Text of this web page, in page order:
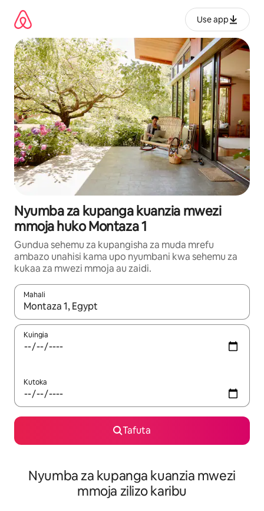
kwenda
kwenye
maudhui
Use app
Nyumba za kupanga kuanzia mwezi
mmoja huko Montaza 1
Gundua sehemu za kupangisha za muda mrefu
ambazo unahisi kama upo nyumbani kwa sehemu za
kukaa za mwezi mmoja au zaidi.
Mahali
Wakati matokeo yanapatikana, vinjari kwa kutumia vitufe vya
Kuingia
Kutoka
Tafuta
Nyumba za kupanga kuanzia mwezi
mmoja zilizo karibu